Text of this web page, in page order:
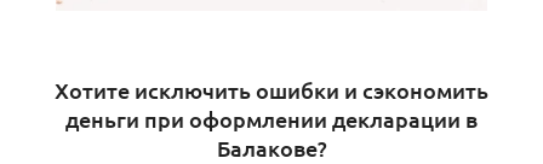
Хотите исключить ошибки и сэкономить
деньги при оформлении декларации в
Балакове?